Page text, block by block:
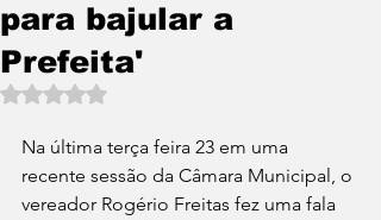
para bajular a
Prefeita'
Avaliado com NaN de 5 estrelas.
Na última terça feira 23 em uma
recente sessão da Câmara Municipal, o
vereador Rogério Freitas fez uma fala